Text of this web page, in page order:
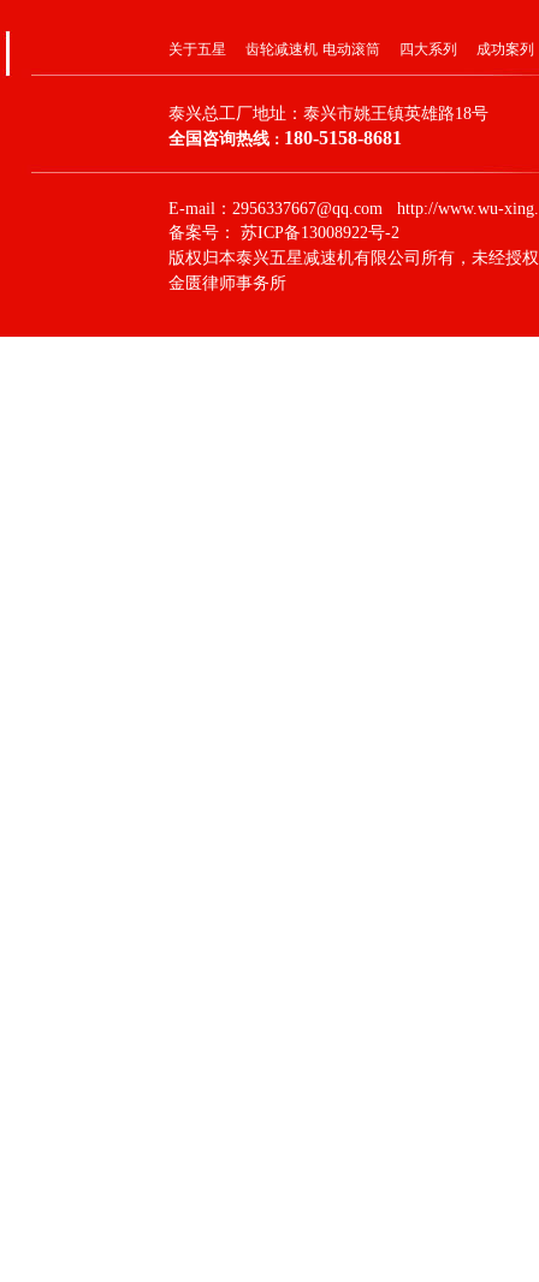
关于五星 齿轮减速机 电动滚筒 四大系列 成功案列
泰兴总工厂地址： 泰兴市姚王镇英雄路18号
全国咨询热线 ： 180-5158-8681
E-mail：2956337667@qq.com http://www.wu-
备案号： 苏ICP备13008922号-2
版权归本泰兴五星减速机有限公司所有，未经授
金匮律师事务所